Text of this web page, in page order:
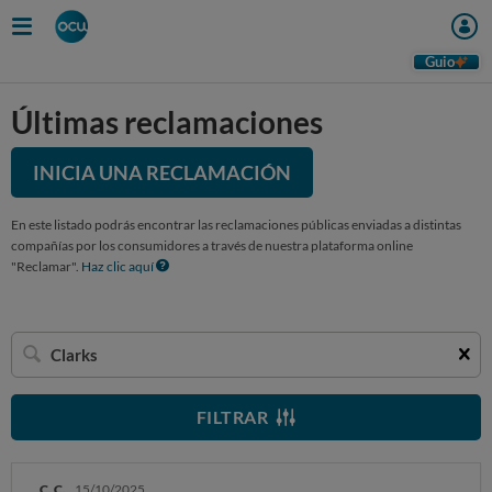
Guio
Últimas reclamaciones
INICIA UNA RECLAMACIÓN
En este listado podrás encontrar las reclamaciones públicas enviadas a distintas
compañías por los consumidores a través de nuestra plataforma online
"Reclamar". Haz clic aquí
Buscar
una
empresa
FILTRAR